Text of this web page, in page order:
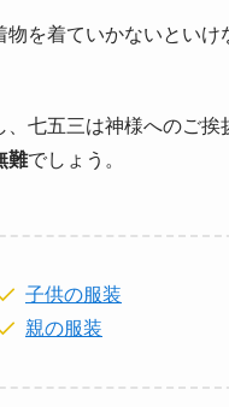
物を着ていかないとい
、七五三は神様へのご挨
難でしょう。
子供の服装
親の服装